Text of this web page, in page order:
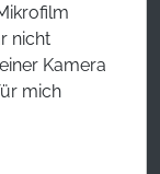
nicht
Kamera
mich